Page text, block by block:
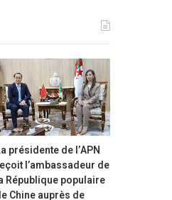
Oran
24 novembre 2025
présidente de l’APN
l’ambassadeur de
République populaire
Chine auprès de